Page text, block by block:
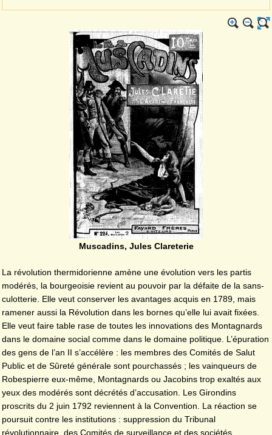
Muscadins, Jules Clareterie
La révolution thermidorienne amène une évolution vers les partis
modérés, la bourgeoisie revient au pouvoir par la défaite de la sans-
culotterie. Elle veut conserver les avantages acquis en 1789, mais
ramener aussi la Révolution dans les bornes qu’elle lui avait fixées.
Elle veut faire table rase de toutes les innovations des Montagnards
dans le domaine social comme dans le domaine politique. L’épuration
des gens de l’an II s’accélère : les membres des Comités de Salut
Public et de Sûreté générale sont pourchassés ; les vainqueurs de
Robespierre eux-même, Montagnards ou Jacobins trop exaltés aux
yeux des modérés sont décrétés d’accusation. Les Girondins
proscrits du 2 juin 1792 reviennent à la Convention. La réaction se
poursuit contre les institutions : suppression du Tribunal
révolutionnaire, des Comités de surveillance et des sociétés